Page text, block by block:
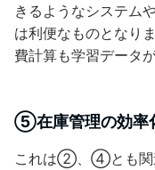
きるようなシステム
は利便なものとなり
費計算も学習データ
⑤在庫管理の効率
これは②、④とも関